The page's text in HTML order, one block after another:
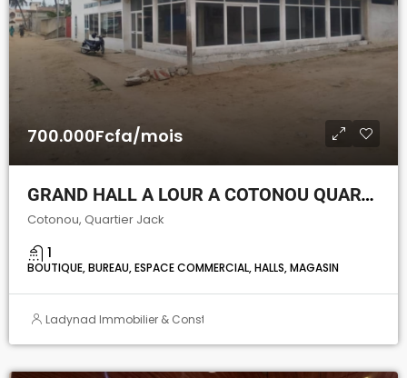
700.000Fcfa/mois
GRAND HALL A LOUR A COTONOU QUARTIER JACK
Cotonou, Quartier Jack
1
BOUTIQUE, BUREAU, ESPACE COMMERCIAL, HALLS, MAGASIN
Ladynad Immobilier & Construction